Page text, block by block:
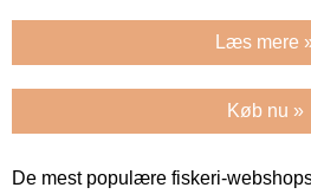
Læs mere
Køb nu »
De mest populære fiskeri-